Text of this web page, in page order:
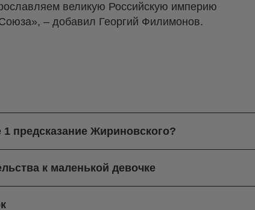
великую Российскую империю
– добавил Георгий Филимонов.
предсказание Жириновского?
к маленькой девочке